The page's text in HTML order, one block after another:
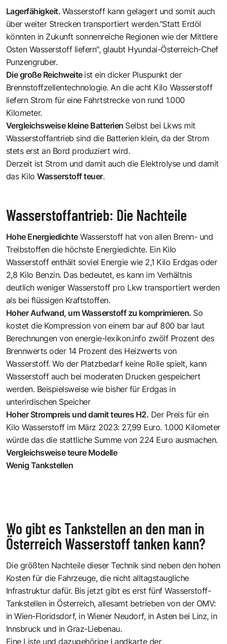
Lagerfähigkeit. Wasserstoff kann gelagert und somit auch
über weiter Strecken transportiert werden."Statt Erdöl
könnten in Zukunft sonnenreiche Regionen wie der Mittlere
Osten Wasserstoff liefern", glaubt Hyundai-Österreich-Chef
Punzengruber.
Die große Reichweite ist ein dicker Pluspunkt der
Brennstoffzellentechnologie. An die acht Kilo Wasserstoff
liefern Strom für eine Fahrtstrecke von rund 1.000
Kilometer.
Vergleichsweise kleine Batterien Selbst bei Lkws mit
Wasserstoffantrieb sind die Batterien klein, da der Strom
stets erst an Bord produziert wird.
Derzeit ist Strom und damit auch die Elektrolyse und damit
das KiloWasserstoff teuer.
Wasserstoffantrieb: Die Nachteile
Hohe Energiedichte Wasserstoff hat von allen Brenn- und
Treibstoffen die höchste Energiedichte. Ein Kilo
Wasserstoff enthält soviel Energie wie 2,1 Kilo Erdgas oder
2,8 Kilo Benzin. Das bedeutet, es kann im Verhältnis
deutlich weniger Wasserstoff pro Lkw transportiert werden
als bei flüssigen Kraftstoffen.
Hoher Aufwand, um Wasserstoff zu komprimieren. So
kostet die Kompression von einem bar auf 800 bar laut
Berechnungen von energie-lexikon.info zwölf Prozent des
Brennwerts oder 14 Prozent des Heizwerts von
Wasserstoff. Wo der Platzbedarf keine Rolle spielt, kann
Wasserstoff auch bei moderaten Drucken gespeichert
werden. Beispielsweise wie bisher für Erdgas in
unterirdischen Speicher
Hoher Strompreis und damit teures H2. Der Preis für ein
Kilo Wasserstoff im März 2023: 27,99 Euro. 1.000 Kilometer
würde das die stattliche Summe von 224 Euro ausmachen.
Vergleichsweise teure Modelle
Wenig Tankstellen
Wo gibt es Tankstellen an den man in
Österreich Wasserstoff tanken kann?
Die größten Nachteile dieser Technik sind neben den hohen
Kosten für die Fahrzeuge, die nicht alltagstaugliche
Infrastruktur dafür. Bis jetzt gibt es erst fünf Wasserstoff-
Tankstellen in Österreich, allesamt betrieben von der OMV:
in Wien-Floridsdorf, in Wiener Neudorf, in Asten bei Linz, in
Innsbruck und in Graz-Liebenau.
Eine Liste und dazugehörige Landkarte der